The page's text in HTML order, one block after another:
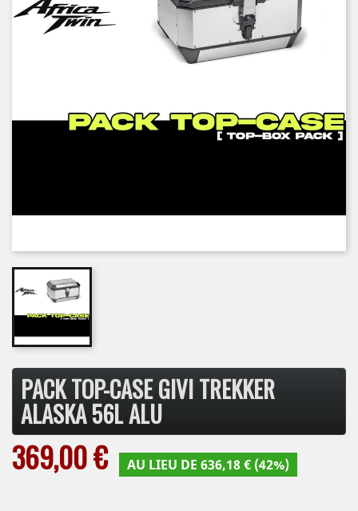
PACK TOP-CASE GIVI TREKKER
ALASKA 56L ALU
369,00 € AU LIEU DE 636,18 € (42%)